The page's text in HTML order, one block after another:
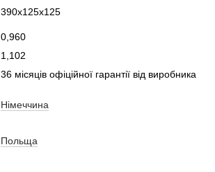
390х125х125
0,960
1,102
36 місяців офіційної гарантії від виробника
Німеччина
Польща